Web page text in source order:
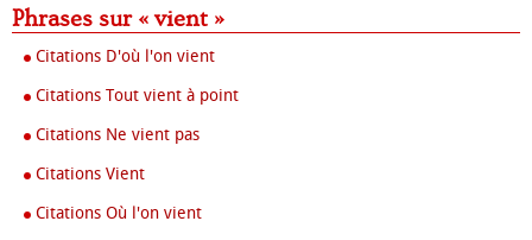
Phrases sur « vient »
Citations D'où l'on vient
Citations Tout vient à point
Citations Ne vient pas
Citations Vient
Citations Où l'on vient